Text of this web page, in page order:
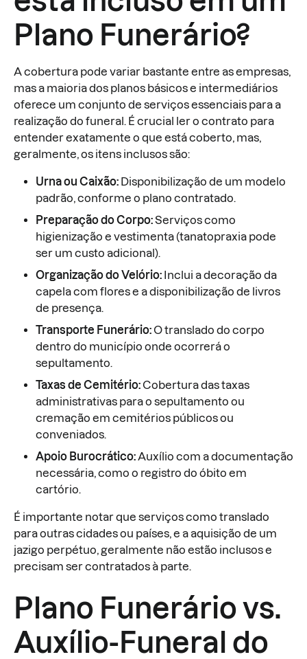
Plano Funerário?
A cobertura pode variar bastante entre as empresas,
mas a maioria dos planos básicos e intermediários
oferece um conjunto de serviços essenciais para a
realização do funeral. É crucial ler o contrato para
entender exatamente o que está coberto, mas,
geralmente, os itens inclusos são:
Urna ou Caixão: Disponibilização de um modelo
padrão, conforme o plano contratado.
Preparação do Corpo:Serviços como
higienização e vestimenta (tanatopraxia pode
ser um custo adicional).
Organização do Velório: Inclui a decoração da
capela com flores e a disponibilização de livros
de presença.
Transporte Funerário: O translado do corpo
dentro do município onde ocorrerá o
sepultamento.
Taxas de Cemitério: Cobertura das taxas
administrativas para o sepultamento ou
cremação em cemitérios públicos ou
conveniados.
Apoio Burocrático:Auxílio com a documentação
necessária, como o registro do óbito em
cartório.
É importante notar que serviços como translado
para outras cidades ou países, e a aquisição de um
jazigo perpétuo, geralmente não estão inclusos e
precisam ser contratados à parte.
Plano Funerário vs.
Auxílio-Funeral do